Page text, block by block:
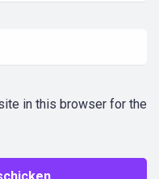
in this browser for the